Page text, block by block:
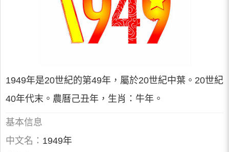
1949年是20世紀的第49年，屬於20世紀中葉。20世紀
40年代末。農曆己丑年，生肖：牛年。
基本信息
中文名： 1949年